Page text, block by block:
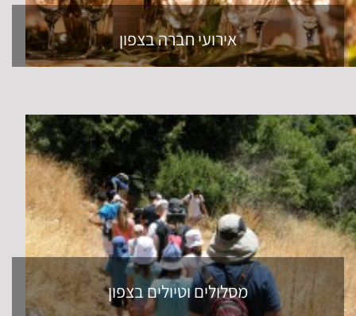
אירועי חברה בצפון
מסלולים וטיולים בצפון